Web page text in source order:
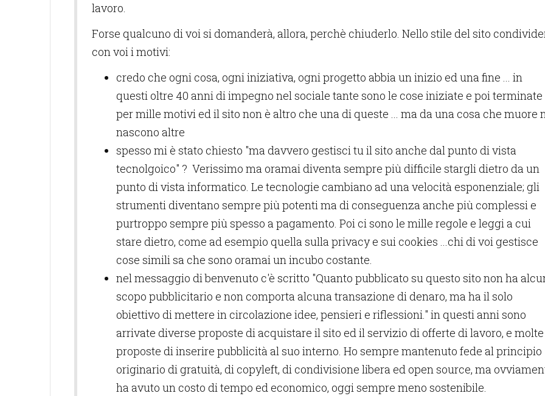
lavoro.
Forse qualcuno di voi si domanderà, allora, perchè chiuderlo. Nello stile del sito
con voi i motivi:
credo che ogni cosa, ogni iniziativa, ogni progetto abbia un inizio ed una fine ... in
questi oltre 40 anni di impegno nel sociale tante sono le cose iniziate e poi terminate
per mille motivi ed il sito non è altro che una di queste ... ma da una cosa che muore
nascono altre
spesso mi è stato chiesto "ma davvero gestisci tu il sito anche dal punto di vista
tecnolgoico" ? Verissimo ma oramai diventa sempre più difficile stargli dietro da un
punto di vista informatico. Le tecnologie cambiano ad una velocità esponenziale; gli
strumenti diventano sempre più potenti ma di conseguenza anche più complessi e
purtroppo sempre più spesso a pagamento. Poi ci sono le mille regole e leggi a cui
stare dietro, come ad esempio quella sulla privacy e sui cookies ...chi di voi gestisce
cose simili sa che sono oramai un incubo costante.
nel messaggio di benvenuto c'è scritto "Quanto pubblicato su questo sito non ha
scopo pubblicitario e non comporta alcuna transazione di denaro, ma ha il solo
obiettivo di mettere in circolazione idee, pensieri e riflessioni." in questi anni sono
arrivate diverse proposte di acquistare il sito ed il servizio di offerte di lavoro, e molte
proposte di inserire pubblicità al suo interno. Ho sempre mantenuto fede al principio
originario di gratuità, di copyleft, di condivisione libera ed open source, ma
ha avuto un costo di tempo ed economico, oggi sempre meno sostenibile.